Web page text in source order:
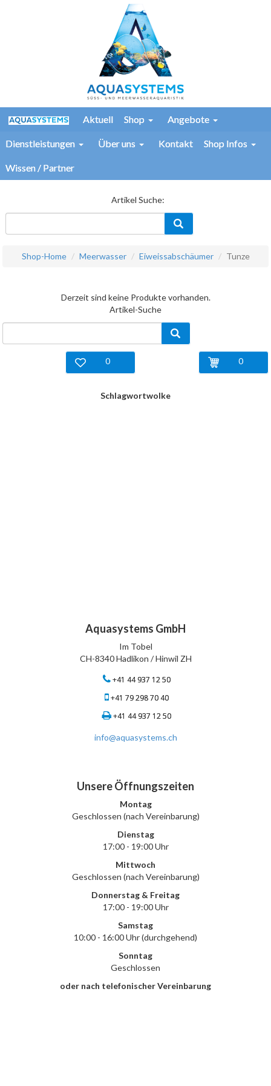
Aktuell Shop Angebote
Dienstleistungen Über uns Kontakt Shop Infos
Wissen / Partner
Artikel Suche:
Shop-Home Meerwasser Eiweissabschäumer Tunze
Derzeit sind keine Produkte vorhanden.
Artikel-Suche
0
0
Schlagwortwolke
Aquasystems GmbH
Im Tobel
CH-8340 Hadlikon / Hinwil ZH
+41 44 937 12 50
+41 79 298 70 40
+41 44 937 12 50
info@aquasystems.ch
Unsere Öffnungszeiten
Montag
Geschlossen (nach Vereinbarung)
Dienstag
17:00 - 19:00 Uhr
Mittwoch
Geschlossen (nach Vereinbarung)
Donnerstag & Freitag
17:00 - 19:00 Uhr
Samstag
10:00 - 16:00 Uhr (durchgehend)
Sonntag
Geschlossen
oder nach telefonischer Vereinbarung